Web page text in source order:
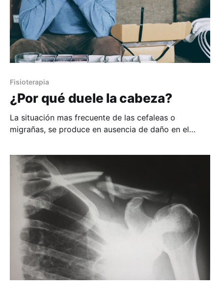
Fisioterapia
¿Por qué duele la cabeza?
La situación mas frecuente de las cefaleas o
migrañas, se produce en ausencia de daño en el
de imagen (RNM, TAC, RX) descartan fracturas,
abscesos, tumores, infección, etc. que originen el
dolor. Entonces, ¿por qué duele la cabeza si no hay